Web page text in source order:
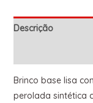
Descrição
Brinco base lisa
perolada sintética